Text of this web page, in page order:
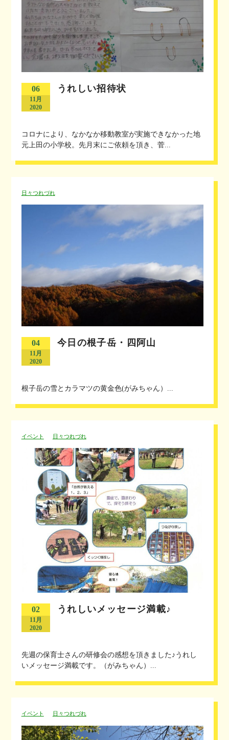
06
11月
2020
うれしい招待状
コロナにより、なかなか移動教室が実施できなかった地
元上田の小学校。先月末にご依頼を頂き、菅...
日々つれづれ
04
11月
2020
今日の根子岳・四阿山
根子岳の雪とカラマツの黄金色(がみちゃん）...
イベント 日々つれづれ
02
11月
2020
うれしいメッセージ満載♪
先週の保育士さんの研修会の感想を頂きました♪うれし
いメッセージ満載です。（がみちゃん）...
イベント 日々つれづれ